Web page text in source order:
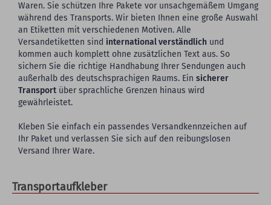
Waren. Sie schützen Ihre Pakete vor unsachgemäßem Umgang
während des Transports. Wir bieten Ihnen eine große Auswahl
an Etiketten mit verschiedenen Motiven. Alle
Versandetiketten sind international verständlich und
kommen auch komplett ohne zusätzlichen Text aus. So
sichern Sie die richtige Handhabung Ihrer Sendungen auch
außerhalb des deutschsprachigen Raums. Ein sicherer
Transportüber sprachliche Grenzen hinaus wird
gewährleistet.
Kleben Sie einfach ein passendes Versandkennzeichen auf
Ihr Paket und verlassen Sie sich auf den reibungslosen
Versand Ihrer Ware.
Transportaufkleber